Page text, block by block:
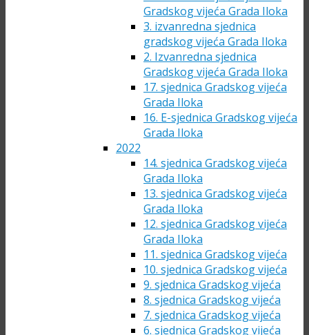
Gradskog vijeća Grada Iloka
3. izvanredna sjednica
gradskog vijeća Grada Iloka
2. Izvanredna sjednica
Gradskog vijeća Grada Iloka
17. sjednica Gradskog vijeća
Grada Iloka
16. E-sjednica Gradskog vijeća
Grada Iloka
2022
14. sjednica Gradskog vijeća
Grada Iloka
13. sjednica Gradskog vijeća
Grada Iloka
12. sjednica Gradskog vijeća
Grada Iloka
11. sjednica Gradskog vijeća
10. sjednica Gradskog vijeća
9. sjednica Gradskog vijeća
8. sjednica Gradskog vijeća
7. sjednica Gradskog vijeća
6. sjednica Gradskog vijeća